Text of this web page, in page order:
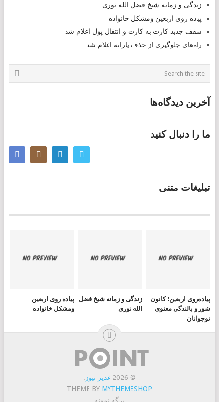
زندگی و زمانه شیخ فضل الله نوری
پیاده روی اربعین ومشکل خانواده
سقف جدید کارت به کارت و انتقال پول اعلام شد
راه‌های جلوگیری از حذف یارانه اعلام شد
آخرین دیدگاه‌ها
ما را دنبال کنید
تبلیغات متنی
پیاده‌روی اربعین؛ کانون
شور و بالندگی معنوی
نوجوانان
زندگی و زمانه شیخ فضل
الله نوری
پیاده روی اربعین
ومشکل خانواده
© 2026 غدیر نیوز .
THEME BY MYTHEMESHOP
.
برگه نمونه